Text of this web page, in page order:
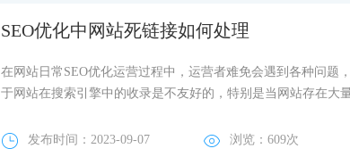
SEO优化中网站死链接如何处理
在网站日常SEO优化运营过程中，运营者难免会遇到各种问题
于网站在搜索引擎中的收录是不友好的，特别是当网站存在大
发布时间：2023-09-07 浏览：609次